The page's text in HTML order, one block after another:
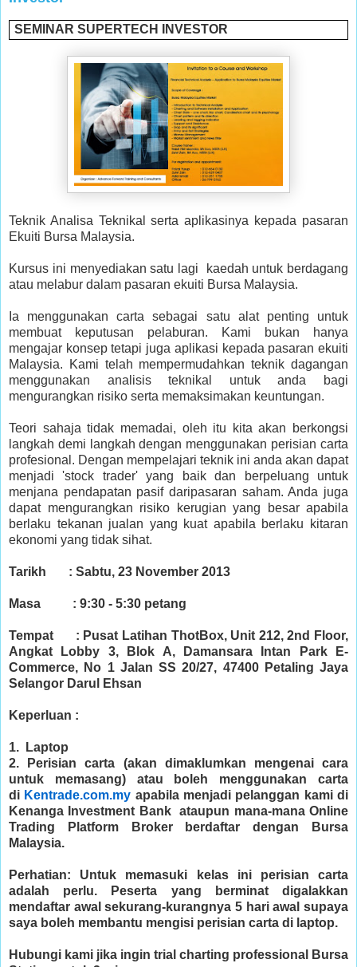
SEMINAR SUPERTECH INVESTOR
Teknik Analisa Teknikal serta aplikasinya kepada pasaran
Ekuiti Bursa Malaysia.
Kursus ini menyediakan satu lagi kaedah untuk berdagang
atau melabur dalam pasaran ekuiti Bursa Malaysia.
Ia menggunakan carta sebagai satu alat penting untuk
membuat keputusan pelaburan. Kami bukan hanya
mengajar konsep tetapi juga aplikasi kepada pasaran ekuiti
Malaysia. Kami telah mempermudahkan teknik dagangan
menggunakan analisis teknikal untuk anda bagi
mengurangkan risiko serta memaksimakan keuntungan.
Teori sahaja tidak memadai, oleh itu kita akan berkongsi
langkah demi langkah dengan menggunakan perisian carta
profesional. Dengan mempelajari teknik ini anda akan dapat
menjadi 'stock trader' yang baik dan berpeluang untuk
menjana pendapatan pasif daripasaran saham. Anda juga
dapat mengurangkan risiko kerugian yang besar apabila
berlaku tekanan jualan yang kuat apabila berlaku kitaran
ekonomi yang tidak sihat.
Tarikh : Sabtu, 23 November 2013
Masa : 9:30 - 5:30 petang
Tempat : Pusat Latihan ThotBox, Unit 212, 2nd Floor,
Angkat Lobby 3, Blok A, Damansara Intan Park E-
Commerce, No 1 Jalan SS 20/27, 47400 Petaling Jaya
Selangor Darul Ehsan
Keperluan :
1. Laptop
2. Perisian carta (akan dimaklumkan mengenai cara
untuk memasang) atau boleh menggunakan carta
di Kentrade.com.my apabila menjadi pelanggan kami di
Kenanga Investment Bank ataupun mana-mana Online
Trading Platform Broker berdaftar dengan Bursa
Malaysia.
Perhatian: Untuk memasuki kelas ini perisian carta
adalah perlu. Peserta yang berminat digalakkan
mendaftar awal sekurang-kurangnya 5 hari awal supaya
saya boleh membantu mengisi perisian carta di laptop.
Hubungi kami jika ingin trial charting professional Bursa